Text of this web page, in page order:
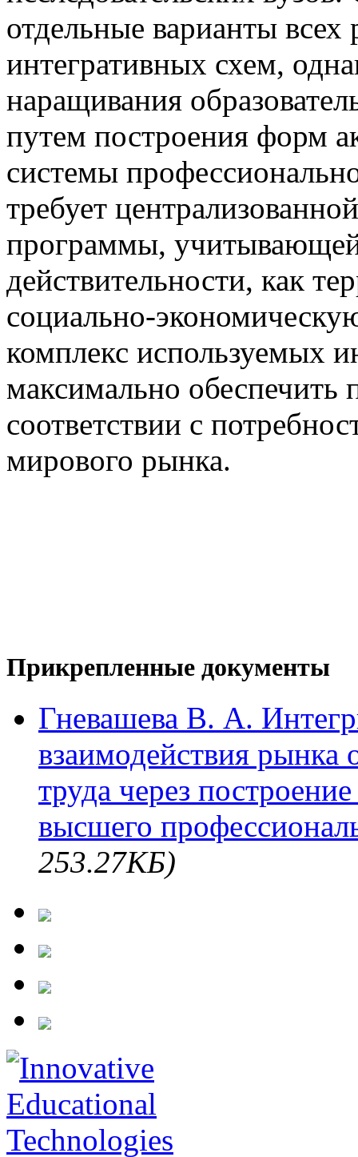
отдельные варианты
интегративных схем,
наращивания
путем построения форм
системы
требует
программы,
действительности, как
социально-
комплекс используемых
максимально обеспечить
соответствии с
мирового рынка.
Прикрепленные документы
Гневашева В. А.
взаимодействия рынка
труда через
высшего
253.27КБ)